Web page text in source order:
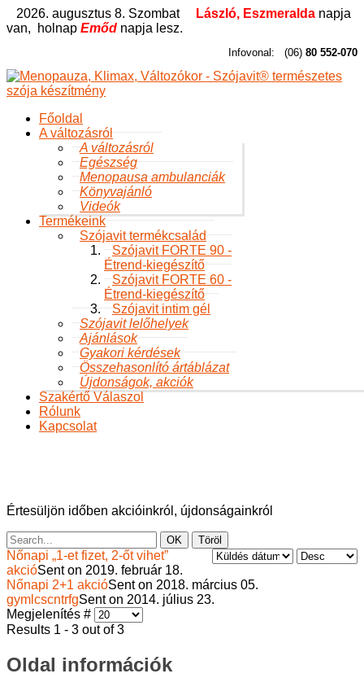
2026. augusztus 8. Szombat László, Eszmeralda napja
van,
holnap Emőd napja lesz.
Infovonal: (06) 80 552-070
Főoldal
A változásról
A változásról
Egészség
Menopausa ambulanciák
Könyvajánló
Videók
Termékeink
Szójavit termékcsalád
Szójavit FORTE 90 -
Étrend-kiegészítő
Szójavit FORTE 60 -
Étrend-kiegészítő
Szójavit intim gél
Szójavit lelőhelyek
Ajánlások
Gyakori kérdések
Összehasonlító ártáblázat
Újdonságok, akciók
Szakértő Válaszol
Rólunk
Kapcsolat
Értesüljön időben akcióinkról, újdonságainkról
OK Töröl
Nőnapi „1-et fizet, 2-őt vihet”
akcióSent on 2019. február 18.
Nőnapi 2+1 akcióSent on 2018. március 05.
gymlcscntrfgSent on 2014. július 23.
Megjelenítés #
Results 1 - 3 out of 3
Oldal információk